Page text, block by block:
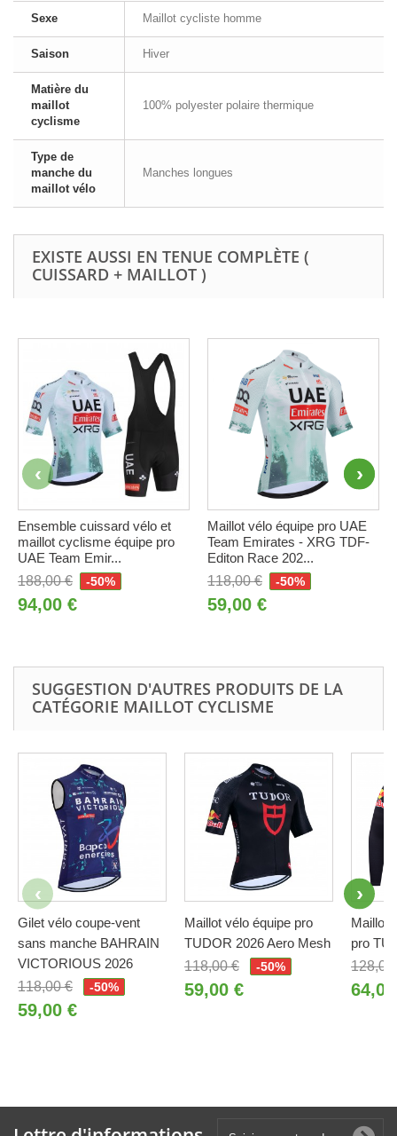
Sexe Maillot cycliste homme
Saison Hiver
Matière du
maillot
cyclisme
100% polyester polaire thermique
Type de
manche du
maillot vélo
Manches longues
EXISTE AUSSI EN TENUE COMPLÈTE (
CUISSARD + MAILLOT )
Ensemble cuissard vélo et
maillot cyclisme équipe pro
UAE Team Emir...
188,00 €
-50%
94,00 €
Maillot vélo équipe pro UAE
Team Emirates - XRG TDF-
Editon Race 202...
118,00 €
-50%
59,00 €
SUGGESTION D'AUTRES PRODUITS DE LA
CATÉGORIE MAILLOT CYCLISME
Gilet vélo coupe-vent
sans manche BAHRAIN
VICTORIOUS 2026
118,00 €
-50%
59,00 €
Maillot vélo équipe pro
TUDOR 2026 Aero Mesh
118,00 €
-50%
59,00 €
Maillot
pro
128,00